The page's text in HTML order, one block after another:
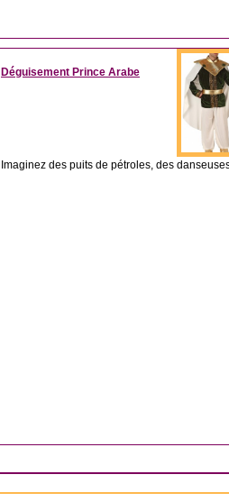
Déguisement Prince Arabe
Imaginez des puits de pétroles, des